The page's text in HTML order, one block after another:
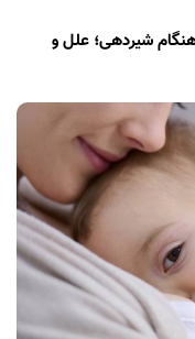
شیردهی؛ علل و